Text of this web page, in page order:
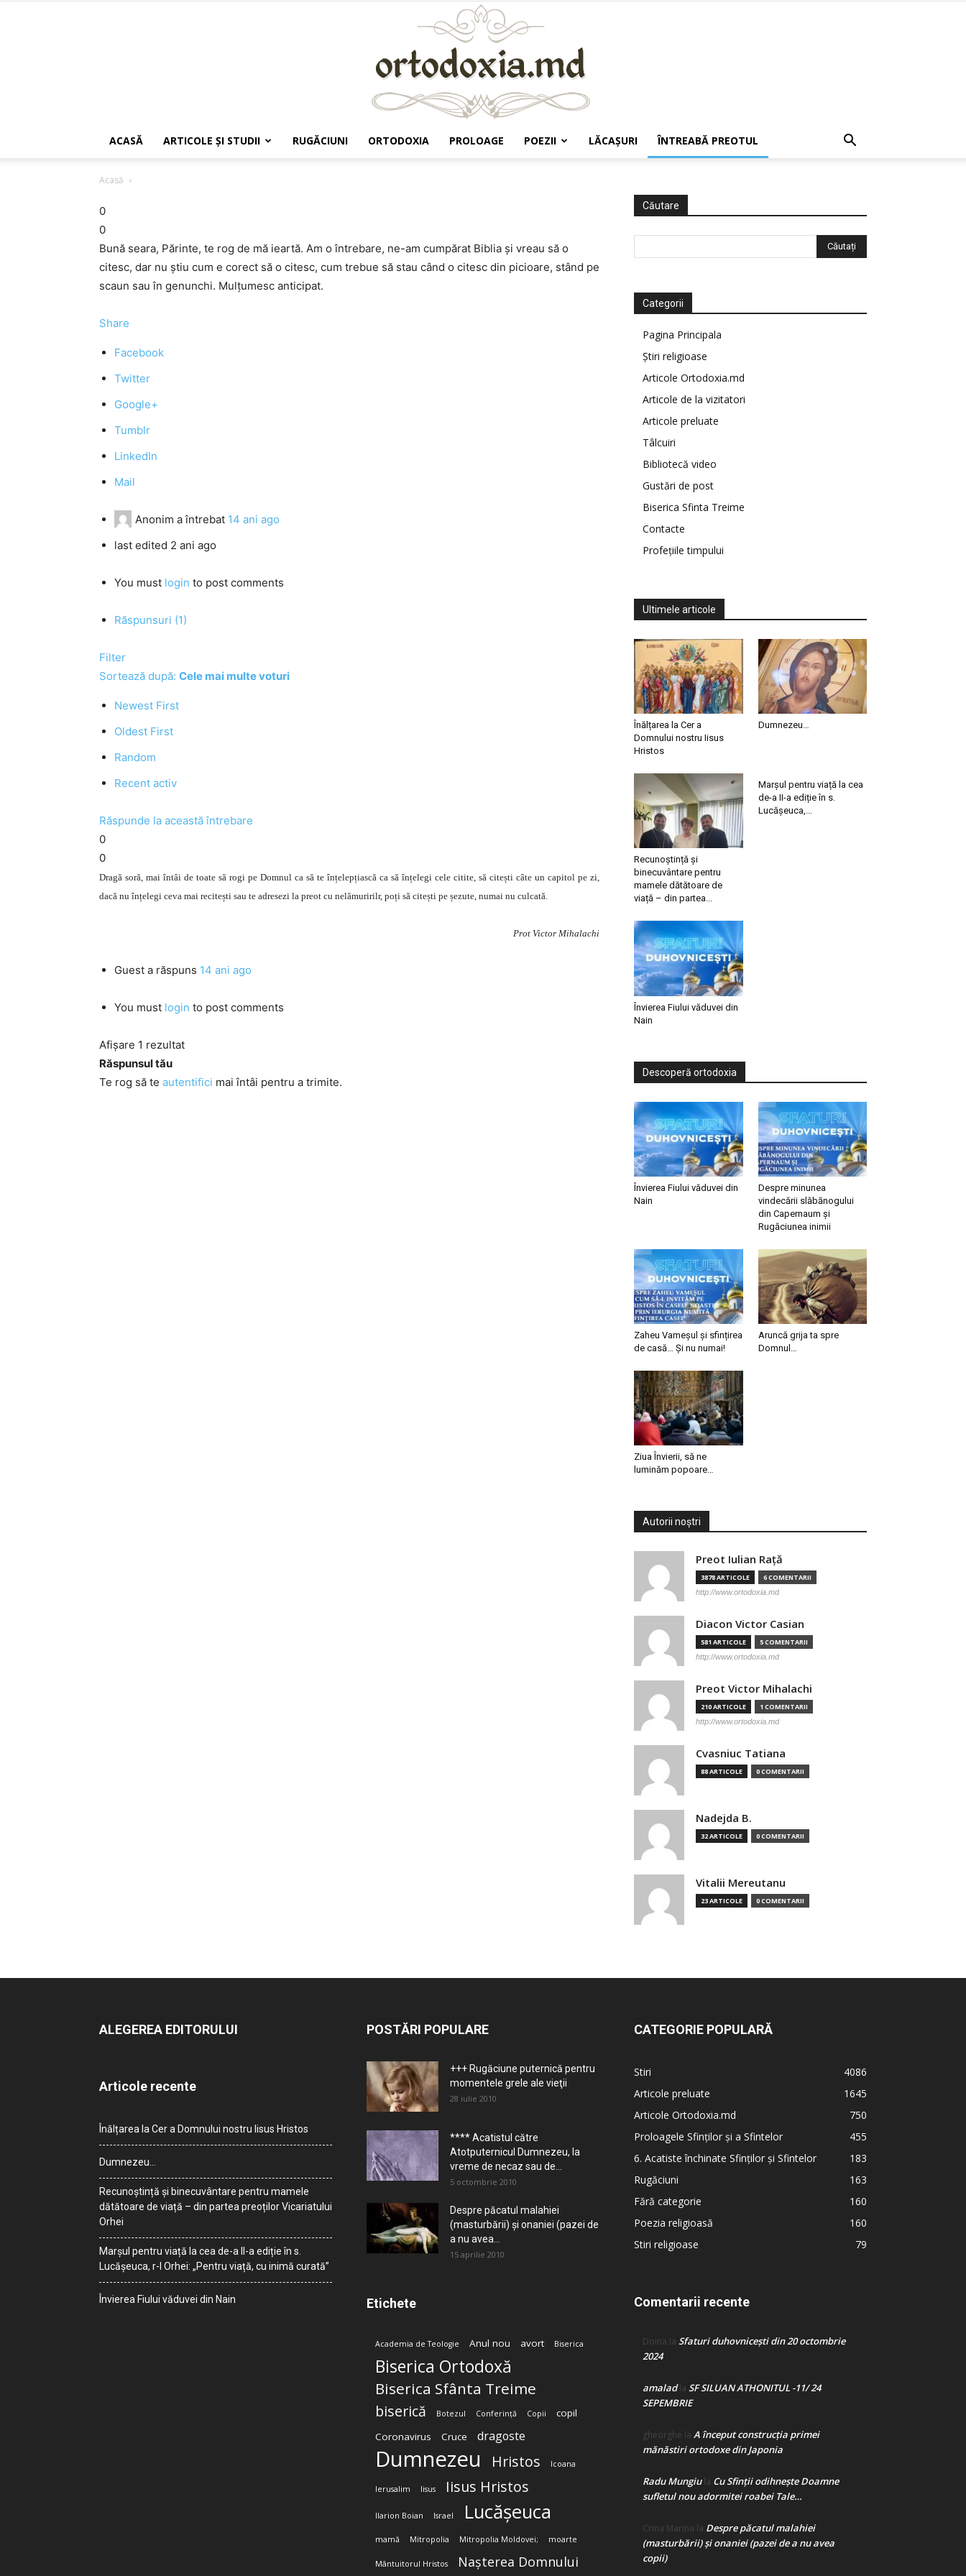
ACASĂ ARTICOLE ŞI STUDII RUGĂCIUNI ORTODOXIA PROLOAGE POEZII LĂCAŞURI ÎNTREABĂ PREOTUL
Acasă
0
0
Bună seara, Părinte, te rog de mă ieartă. Am o întrebare, ne-am cumpărat Biblia şi vreau să o
citesc, dar nu ştiu cum e corect să o citesc, cum trebue să stau când o citesc din picioare, stând pe
scaun sau în genunchi. Mulţumesc anticipat.
Share
Facebook
Twitter
Google+
Tumblr
LinkedIn
Mail
Anonim a întrebat 14 ani ago
last edited 2 ani ago
You must login to post comments
Răspunsuri (1)
Filter
Sortează după: Cele mai multe voturi
Newest First
Oldest First
Random
Recent activ
Răspunde la această întrebare
0
0
Dragă soră, mai întâi de toate să rogi pe Domnul ca să te înțelepțiască ca să înțelegi cele citite, să citești câte un capitol pe zi,
dacă nu înțelegi ceva mai recitești sau te adresezi la preot cu nelămuririlr, poți să citești pe șezute, numai nu culcată.
Prot Victor Mihalachi
Guest a răspuns 14 ani ago
You must login to post comments
Afișare 1 rezultat
Răspunsul tău
Te rog să te autentifici mai întâi pentru a trimite.
Căutare
Categorii
Pagina Principala
Știri religioase
Articole Ortodoxia.md
Articole de la vizitatori
Articole preluate
Tâlcuiri
Bibliotecă video
Gustări de post
Biserica Sfinta Treime
Contacte
Profețiile timpului
Ultimele articole
Înălțarea la Cer a
Domnului nostru Iisus
Hristos
Dumnezeu…
Recunoștință și
binecuvântare pentru
mamele dătătoare de
viață – din partea...
Marșul pentru viață la cea
de-a II-a ediție în s.
Lucășeuca,...
Învierea Fiului văduvei din
Nain
Descoperă ortodoxia
Învierea Fiului văduvei din
Nain
Despre minunea
vindecării slăbănogului
din Capernaum și
Rugăciunea inimii
Zaheu Vameșul și sfințirea
de casă… Și nu numai!
Aruncă grija ta spre
Domnul…
Ziua Învierii, să ne
luminăm popoare…
Autorii noștri
Preot Iulian Raţă
3878 ARTICOLE 6 COMENTARII
http://www.ortodoxia.md
Diacon Victor Casian
581 ARTICOLE 5 COMENTARII
http://www.ortodoxia.md
Preot Victor Mihalachi
210 ARTICOLE 1 COMENTARII
http://www.ortodoxia.md
Cvasniuc Tatiana
88 ARTICOLE 0 COMENTARII
Nadejda B.
32 ARTICOLE 0 COMENTARII
Vitalii Mereutanu
23 ARTICOLE 0 COMENTARII
ALEGEREA EDITORULUI
Articole recente
Înălțarea la Cer a Domnului nostru Iisus Hristos
Dumnezeu…
Recunoștință și binecuvântare pentru mamele
dătătoare de viață – din partea preoților Vicariatului
Orhei
Marșul pentru viață la cea de-a II-a ediție în s.
Lucășeuca, r-l Orhei: „Pentru viață, cu inimă curată”
Învierea Fiului văduvei din Nain
POSTĂRI POPULARE
+++ Rugăciune puternică pentru
momentele grele ale vieţii
28 iulie 2010
**** Acatistul către
Atotputernicul Dumnezeu, la
vreme de necaz sau de...
5 octombrie 2010
Despre păcatul malahiei
(masturbării) şi onaniei (pazei de
a nu avea...
15 aprilie 2010
Etichete
Academia de Teologie Anul nou avort Biserica
Biserica Ortodoxă
Biserica Sfânta Treime
biserică Botezul Conferință Copii
copil
Coronavirus
Cruce dragoste
Dumnezeu Hristos Icoana
Ierusalim Iisus Iisus Hristos
Ilarion Boian Israel Lucășeuca
mamă Mitropolia Mitropolia Moldovei; moarte
Mântuitorul Hristos Nașterea Domnului
CATEGORIE POPULARĂ
Stiri
4086
Articole preluate
1645
Articole Ortodoxia.md
750
Proloagele Sfinților și a Sfintelor
455
6. Acatiste închinate Sfinților și Sfintelor
183
Rugăciuni
163
Fără categorie
160
Poezia religioasă
160
Stiri religioase
79
Comentarii recente
Doina la Sfaturi duhovnicești din 20 octombrie
2024
amaladla SF SILUAN ATHONITUL -11/ 24
SEPEMBRIE
gheorghe la A început construcţia primei
mănăstiri ortodoxe din Japonia
Radu Mungiula Cu Sfinții odihnește Doamne
sufletul nou adormitei roabei Tale…
Crina Marina la Despre păcatul malahiei
(masturbării) şi onaniei (pazei de a nu avea
copii)